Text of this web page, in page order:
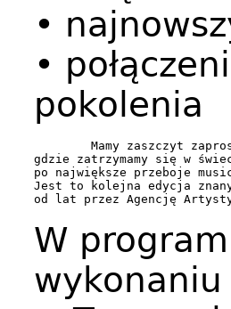
•
•
pokolenia
Mamy zaszczyt
gdzie zatrzymamy się w
po największe przeboje
Jest to kolejna edycja
od lat przez Agencję
W